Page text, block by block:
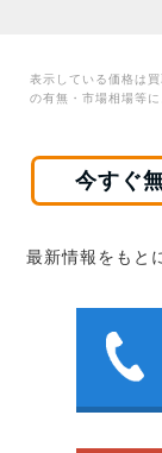
表示している価格は
の有無・市場相場等に
今すぐ
最新情報をもと